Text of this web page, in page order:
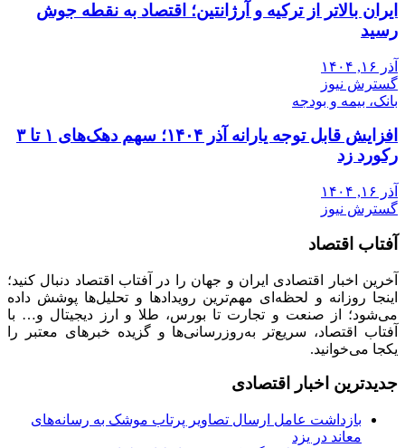
ایران بالاتر از ترکیه و آرژانتین؛ اقتصاد به نقطه جوش
رسید
آذر ۱۶, ۱۴۰۴
گسترش نیوز
بانک، بیمه و بودجه
افزایش قابل توجه یارانه آذر ۱۴۰۴؛ سهم دهک‌های ۱ تا ۳
رکورد زد
آذر ۱۶, ۱۴۰۴
گسترش نیوز
آفتاب اقتصاد
آخرین اخبار اقتصادی ایران و جهان را در آفتاب اقتصاد دنبال کنید؛
اینجا روزانه و لحظه‌ای مهم‌ترین رویدادها و تحلیل‌ها پوشش داده
می‌شود؛ از صنعت و تجارت تا بورس، طلا و ارز دیجیتال و… با
آفتاب اقتصاد، سریع‌تر به‌روزرسانی‌ها و گزیده خبرهای معتبر را
یکجا می‌خوانید.
جدیدترین اخبار اقتصادی
بازداشت عامل ارسال تصاویر پرتاب موشک به رسانه‌های
معاند در یزد